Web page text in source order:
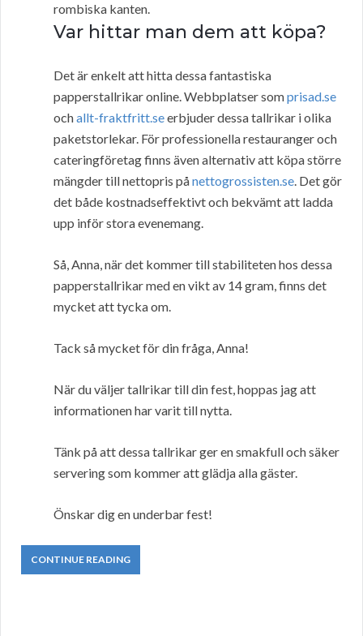
rombiska kanten.
Var hittar man dem att köpa?
Det är enkelt att hitta dessa fantastiska
papperstallrikar online. Webbplatser somprisad.se
ochallt-fraktfritt.seerbjuder dessa tallrikar i olika
paketstorlekar. För professionella restauranger och
cateringföretag finns även alternativ att köpa större
mängder till nettopris pånettogrossisten.se. Det gör
det både kostnadseffektivt och bekvämt att ladda
upp inför stora evenemang.
Så, Anna, när det kommer till stabiliteten hos dessa
papperstallrikar med en vikt av 14 gram, finns det
mycket att tycka om.
Tack så mycket för din fråga, Anna!
När du väljer tallrikar till din fest, hoppas jag att
informationen har varit till nytta.
Tänk på att dessa tallrikar ger en smakfull och säker
servering som kommer att glädja alla gäster.
Önskar dig en underbar fest!
CONTINUE READING